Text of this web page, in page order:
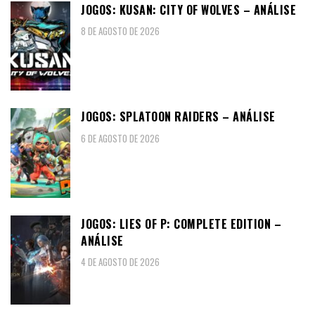
JOGOS: KUSAN: CITY OF WOLVES – ANÁLISE
8 DE AGOSTO DE 2026
JOGOS: SPLATOON RAIDERS – ANÁLISE
6 DE AGOSTO DE 2026
JOGOS: LIES OF P: COMPLETE EDITION –
ANÁLISE
4 DE AGOSTO DE 2026